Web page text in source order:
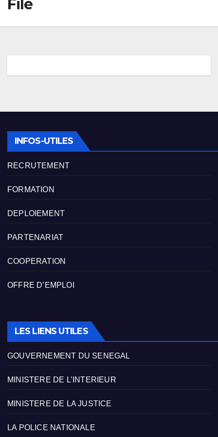
File
INFOS-UTILES
RECRUTEMENT
FORMATION
DEPLOIEMENT
PARTENARIAT
COOPERATION
OFFRE D’EMPLOI
LES LIENS UTILES
GOUVERNEMENT DU SENEGAL
MINISTERE DE L’INTERIEUR
MINISTERE DE LA JUSTICE
LA POLICE NATIONALE